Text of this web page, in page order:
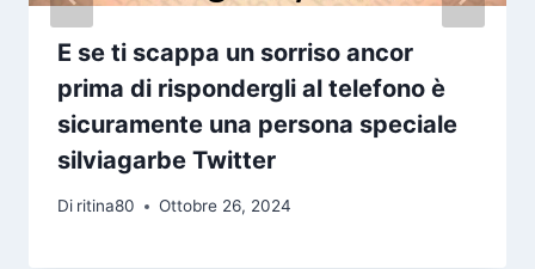
E se ti scappa un sorriso ancor
prima di rispondergli al telefono è
sicuramente una persona speciale
silviagarbe Twitter
Di ritina80 Ottobre 26, 2024